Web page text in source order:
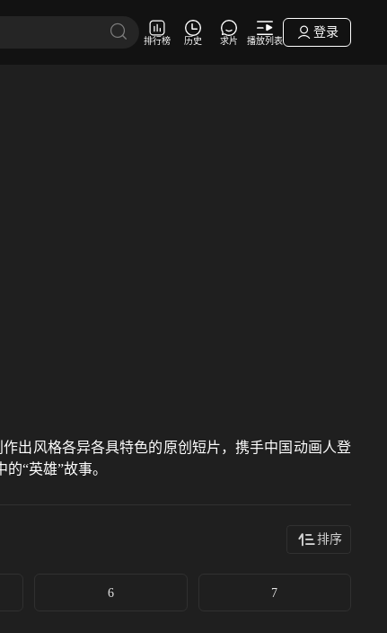
排行榜 历史 求片 播放列表
登录
出风格各异各具特色的原创短片，携手中国动画人登
“英雄”故事。
排序
6 7